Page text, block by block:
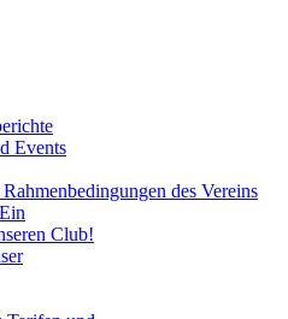
Events
des Vereins
Ein
Club!